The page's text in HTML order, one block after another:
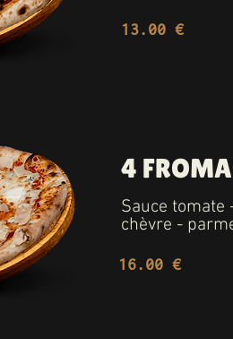
13.00 €
4
Sauce
chèvre -
16.00 €